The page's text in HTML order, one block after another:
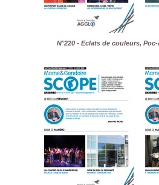
N°220 - Eclats de couleurs,